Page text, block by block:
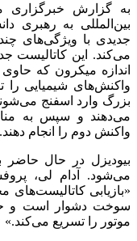
به گزارش خبرگزاری
جدیدی با ویژگی‌های
می‌کند. این کاتالیست
اندازه میکرون که
واکنش‌های شیمیایی را
بزرگ وارد اسفنج
می‌دهند و سپس به
واکنش دوم را انجام دهند.
بیودیزل در حال حاضر
«بازیابی
سوخت دشوار است و
موتور را تسریع می‌کند.»